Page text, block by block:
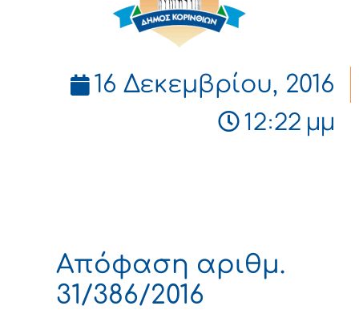
16 Δεκεμβρίου, 2016
12:22 μμ
Απόφαση αριθμ.
31/386/2016